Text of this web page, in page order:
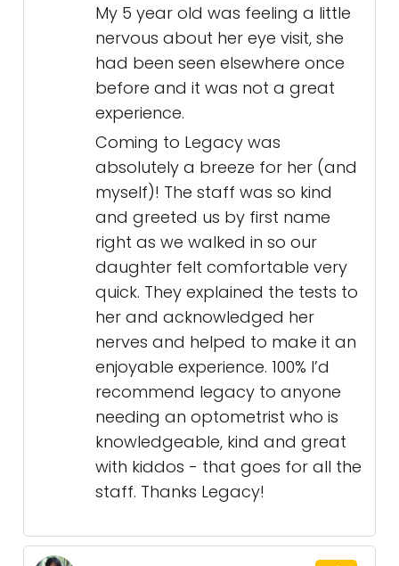
My 5 year old was feeling a little
nervous about her eye visit, she
had been seen elsewhere once
before and it was not a great
experience.
Coming to Legacy was
absolutely a breeze for her (and
myself)! The staff was so kind
and greeted us by first name
right as we walked in so our
daughter felt comfortable very
quick. They explained the tests to
her and acknowledged her
nerves and helped to make it an
enjoyable experience. 100% I’d
recommend legacy to anyone
needing an optometrist who is
knowledgeable, kind and great
with kiddos - that goes for all the
staff. Thanks Legacy!